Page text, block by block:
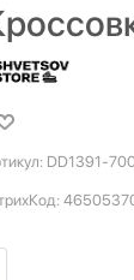
DD1391-